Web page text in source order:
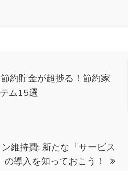
節約貯金が超捗る！節約家
ム15選
維持費: 新たな「サービス
導入を知っておこう！